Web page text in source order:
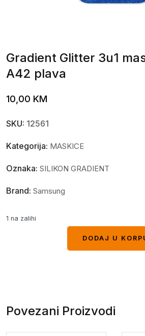
Gradient Glitter 3u1
A42 plava
10,00 KM
SKU: 12561
Kategorija: MASKICE
Oznaka: SILIKON GRADIENT
Brand: Samsung
1 na zalihi
DODAJ U
Povezani Proizvodi